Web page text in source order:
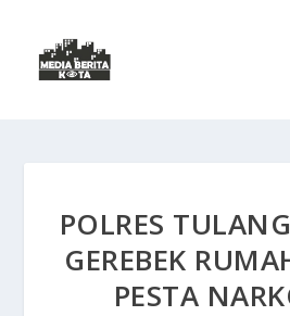
POLRES
GEREBEK
PESTA